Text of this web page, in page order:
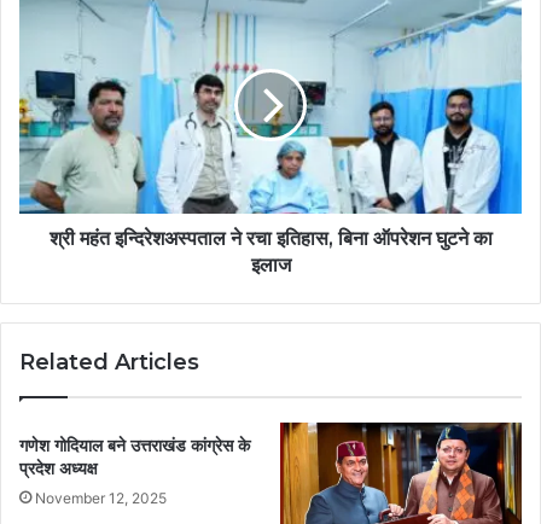
श्री महंत इन्दिरेशअस्पताल ने रचा इतिहास, बिना ऑपरेशन घुटने का
इलाज
Related Articles
गणेश गोदियाल बने उत्तराखंड कांग्रेस के
प्रदेश अध्यक्ष
November 12, 2025